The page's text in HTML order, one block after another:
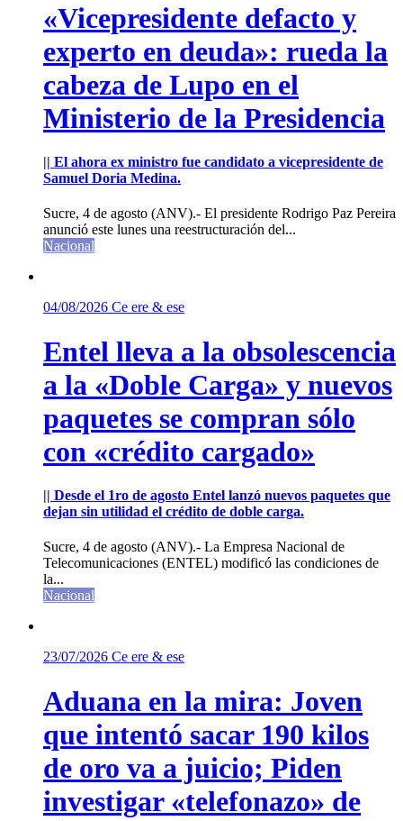
«Vicepresidente defacto y
experto en deuda»: rueda la
cabeza de Lupo en el
Ministerio de la Presidencia
|| El ahora ex ministro fue candidato a vicepresidente de
Samuel Doria Medina.
Sucre, 4 de agosto (ANV).- El presidente Rodrigo Paz Pereira
anunció este lunes una reestructuración del...
Nacional
04/08/2026 Ce ere & ese
Entel lleva a la obsolescencia
a la «Doble Carga» y nuevos
paquetes se compran sólo
con «crédito cargado»
|| Desde el 1ro de agosto Entel lanzó nuevos paquetes que
dejan sin utilidad el crédito de doble carga.
Sucre, 4 de agosto (ANV).- La Empresa Nacional de
Telecomunicaciones (ENTEL) modificó las condiciones de
la...
Nacional
23/07/2026 Ce ere & ese
Aduana en la mira: Joven
que intentó sacar 190 kilos
de oro va a juicio; Piden
investigar «telefonazo» de